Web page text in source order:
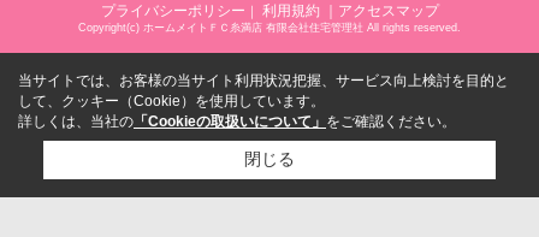
プライバシーポリシー ｜ 利用規約 ｜アクセスマップ
Copyright(c) ホームメイトＦＣ糸満店 有限会社住宅管理社 All rights reserved.
当サイトでは、お客様の当サイト利用状況把握、サービス向上検討を目的と
して、クッキー（Cookie）を使用しています。
詳しくは、当社の 「Cookieの取扱いについて」 をご確認ください。
閉じる